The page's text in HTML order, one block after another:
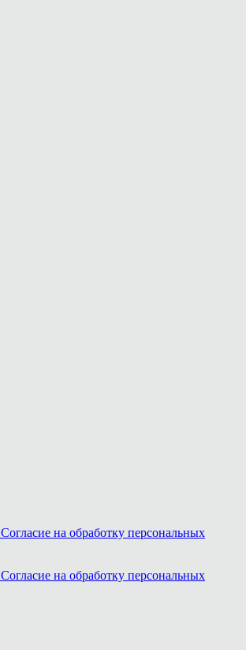
Согласие на обработку персональных
Согласие на обработку персональных